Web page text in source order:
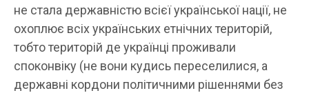
не стала державністю всієї української нації, не
охоплює всіх українських етнічних територій,
тобто територій де українці проживали
споконвіку (не вони кудись переселилися, а
державні кордони політичними рішеннями без